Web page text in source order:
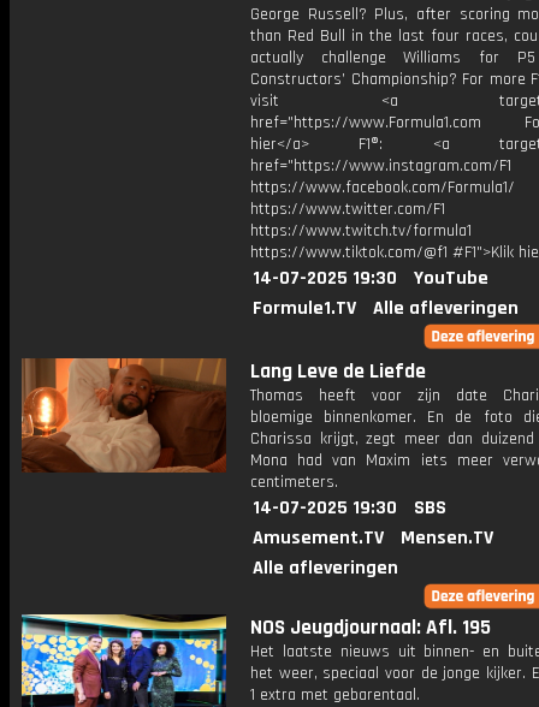
George Russell? Plus, after scoring
than Red Bull in the last four races,
actually challenge Williams for
Constructors’ Championship? For more
visit <a
href="https://www.Formula1.com
hier</a> F1®: <a
href="https://www.instagram.com/F1
https://www.facebook.com/Formula1/
https://www.twitter.com/F1
https://www.twitch.tv/formula1
https://www.tiktok.com/@f1 #F1">Klik
14-07-2025 19:30
YouTube
Formule1.TV
Alle afleveringen
Lang Leve de Liefde
Thomas heeft voor zijn date
bloemige binnenkomer. En de foto
Charissa krijgt, zegt meer dan duizend
Mona had van Maxim iets meer
centimeters.
14-07-2025 19:30
SBS
Amusement.TV
Mensen.TV
Alle afleveringen
NOS Jeugdjournaal: Afl. 195
Het laatste nieuws uit binnen- en
het weer, speciaal voor de jonge kijker.
1 extra met gebarentaal.